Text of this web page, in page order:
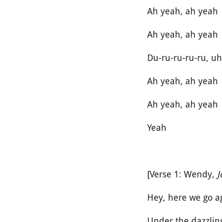
Ah yeah, ah yeah
Ah yeah, ah yeah
Du-ru-ru-ru-ru,
Ah yeah, ah yeah
Ah yeah, ah yeah
Yeah
[Verse 1: Wendy,
Hey, here we go